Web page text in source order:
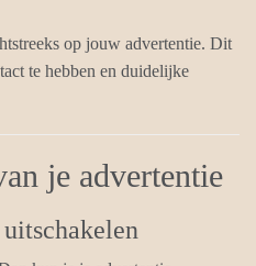
op jouw advertentie. Dit
te hebben en duidelijke
je advertentie